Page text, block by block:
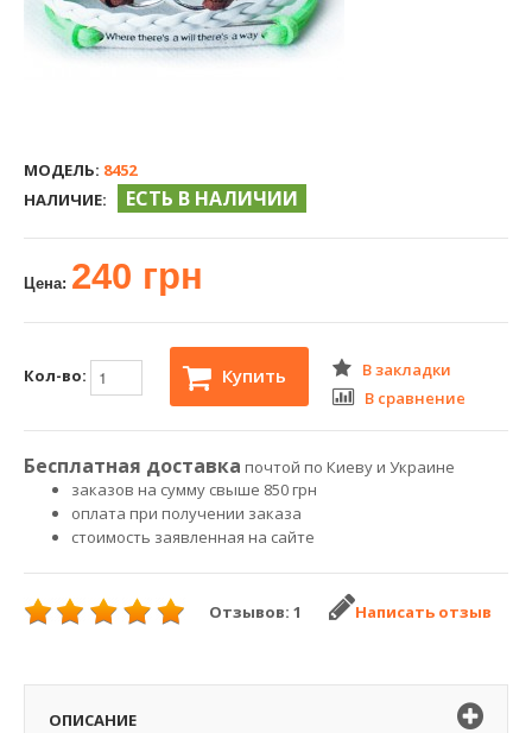
МОДЕЛЬ: 8452
НАЛИЧИЕ:
ЕСТЬ В НАЛИЧИИ
Цена: 240 грн
Кол-во: Купить
В закладки
В сравнение
Бесплатная доставка почтой по Киеву и Украине
заказов на сумму свыше 850 грн
оплата при получении заказа
стоимость заявленная на сайте
Отзывов: 1 Написать отзыв
ОПИСАНИЕ